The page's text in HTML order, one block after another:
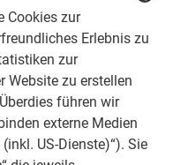
Cookies zur
Erlebnis zu
zur
Website zu erstellen
führen wir
externe Medien
US-Dienste)“). Sie